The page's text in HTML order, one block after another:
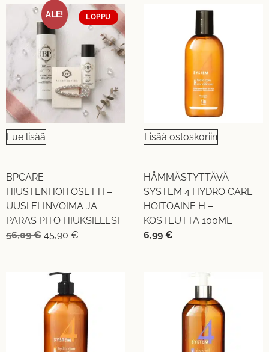
ALE! LOPPU
Lue lisää
BPCARE
HIUSTENHOITOSETTI –
UUSI ELINVOIMA JA
PARAS PITO HIUKSILLESI
56,09€ 45,90 €
Lisää ostoskoriin
HÄMMÄSTYTTÄVÄ
SYSTEM 4 HYDRO CARE
HOITOAINE H –
KOSTEUTTA 100ML
6,99 €